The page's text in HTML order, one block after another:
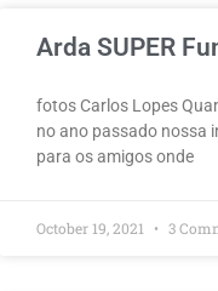
Arda SUPER
fotos Carlos Lopes
no ano passado nossa
para os amigos onde
October 19, 2021 3